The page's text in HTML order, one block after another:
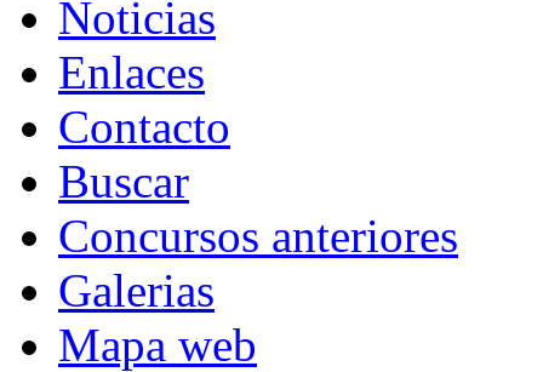
Noticias
Enlaces
Contacto
Buscar
Concursos anteriores
Galerias
Mapa web